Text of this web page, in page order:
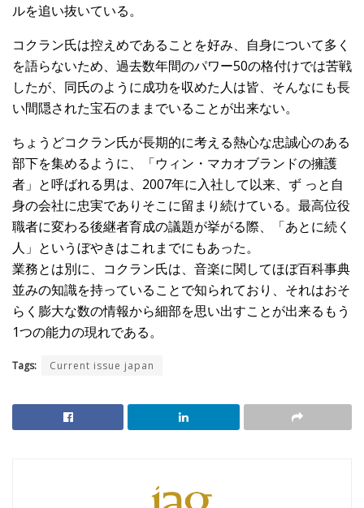
ルを追い抜いている。
コクラン氏は控えめであることを好み、自身について多く
を語らないため、過去数年間のパワー50の格付けでは苦戦
したが、同氏のように成功を収めた人は皆、そんなにも長
い間隠された宝石のままでいることが出来ない。
ちょうどコクラン氏が長期的に考える熱心な忠誠心のある
部下を集めるように、「ウィン・マカオブランドの擁護
者」と呼ばれる男は、2007年に入社して以来、ず っと自
身の会社に忠実でありそこに留まり続けている。最高位役
職者に変わる後継者育成の議題が挙がる際、「あとに続く
人」というぼやきはこれまでにもあった。
業務とは別に、コクラン氏は、音楽に関してほぼ百科事典
並みの知識を持っていることで知られており、それはおそ
らく膨大な数の情報から細部を思い出すことが出来るもう
1つの能力の現れである。
Tags: Current issue japan